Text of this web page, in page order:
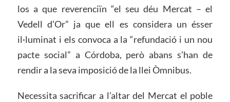
los a que reverenciïn “el seu déu Mercat – el
Vedell d’Or” ja que ell es considera un ésser
il·luminat i els convoca a la “refundació i un nou
pacte social” a Córdoba, però abans s’han de
rendir a la seva imposició de la llei Òmnibus.
Necessita sacrificar a l’altar del Mercat el poble